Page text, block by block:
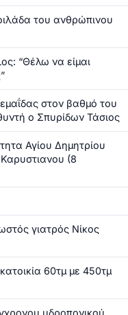
του ανθρώπινου
“Θέλω να είμαι
στον βαθμό του
ο Σπυρίδων Τάσιος
Αγίου Δημητρίου
(8
γιατρός Νίκος
60τμ με 450τμ